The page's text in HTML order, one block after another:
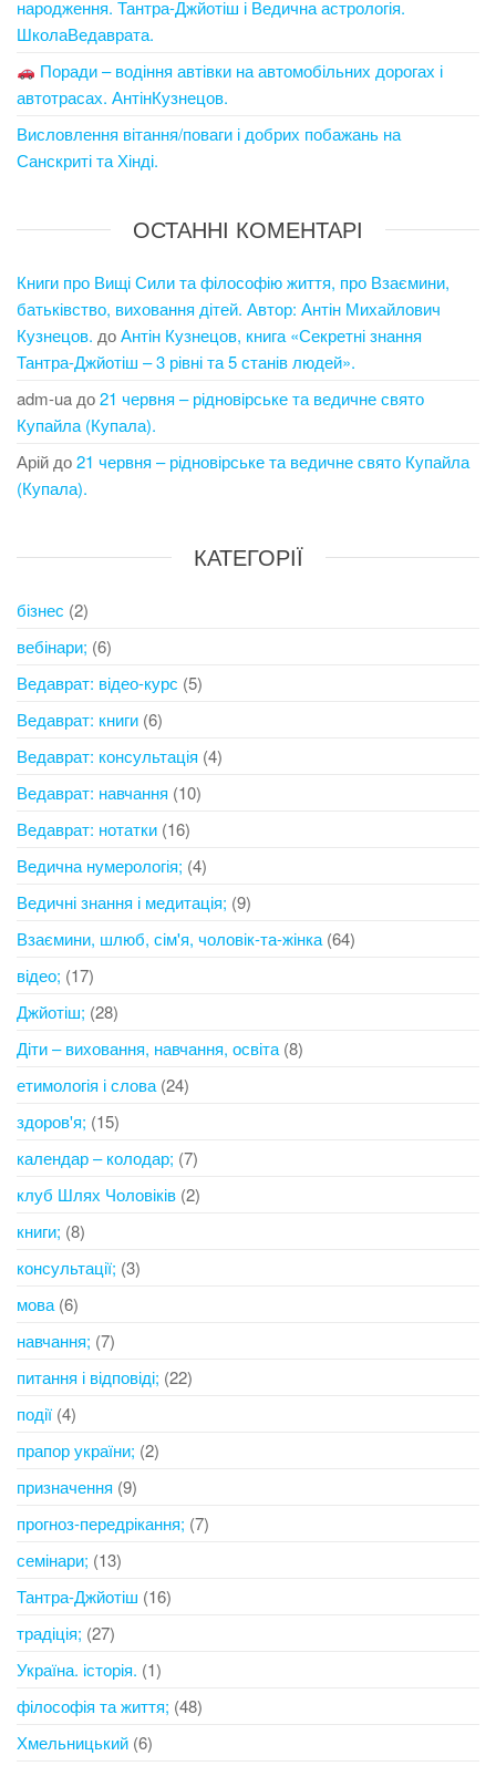
народження. Тантра-Джйотіш і Ведична астрологія.
ШколаВедаврата.
Поради – водіння автівки на автомобільних дорогах і
автотрасах. АнтінКузнецов.
Висловлення вітання/поваги і добрих побажань на
Санскриті та Хінді.
ОСТАННІ КОМЕНТАРІ
Книги про Вищі Сили та філософію життя, про Взаємини,
батьківство, виховання дітей. Автор: Антін Михайлович
Кузнецов. доАнтін Кузнецов, книга «Секретні знання
Тантра-Джйотіш – 3 рівні та 5 станів людей».
adm-ua до21 червня – рідновірське та ведичне свято
Купайла (Купала).
Арій до21 червня – рідновірське та ведичне свято Купайла
(Купала).
КАТЕГОРІЇ
бізнес (2)
вебінари; (6)
Ведаврат: відео-курс (5)
Ведаврат: книги (6)
Ведаврат: консультація (4)
Ведаврат: навчання (10)
Ведаврат: нотатки (16)
Ведична нумерологія; (4)
Ведичні знання і медитація; (9)
Взаємини, шлюб, сім'я, чоловік-та-жінка (64)
відео; (17)
Джйотіш; (28)
Діти – виховання, навчання, освіта (8)
етимологія і слова (24)
здоров'я; (15)
календар – колодар; (7)
клуб Шлях Чоловіків (2)
книги; (8)
консультації; (3)
мова (6)
навчання; (7)
питання і відповіді; (22)
події (4)
прапор україни; (2)
призначення (9)
прогноз-передрікання; (7)
семінари; (13)
Тантра-Джйотіш (16)
традіція; (27)
Україна. історія. (1)
філософія та життя; (48)
Хмельницький (6)